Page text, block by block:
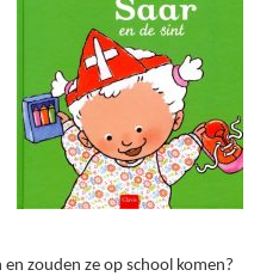
zouden ze op school komen?